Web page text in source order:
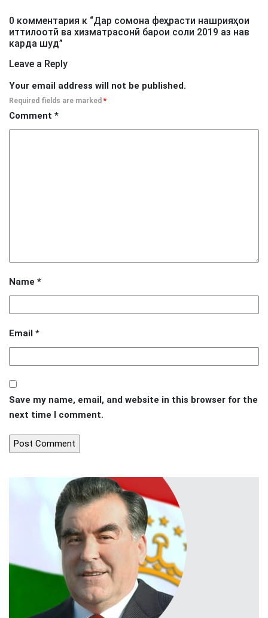
0 комментария к “Дар сомона феҳрасти нашрияҳои
иттилоотӣ ва хизматрасонӣ барои соли 2019 аз нав
карда шуд”
Leave a Reply
Your email address will not be published.
Required fields are marked *
Comment *
Name *
Email *
Save my name, email, and website in this browser for the
next time I comment.